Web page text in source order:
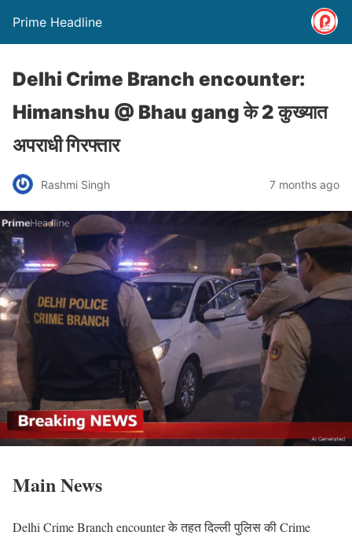
Prime Headline
Delhi Crime Branch encounter:
Himanshu @ Bhau gang के 2 कुख्यात
अपराधी गिरफ्तार
Rashmi Singh 7 months ago
Main News
Delhi Crime Branch encounter के तहत दिल्ली पुलिस की Crime